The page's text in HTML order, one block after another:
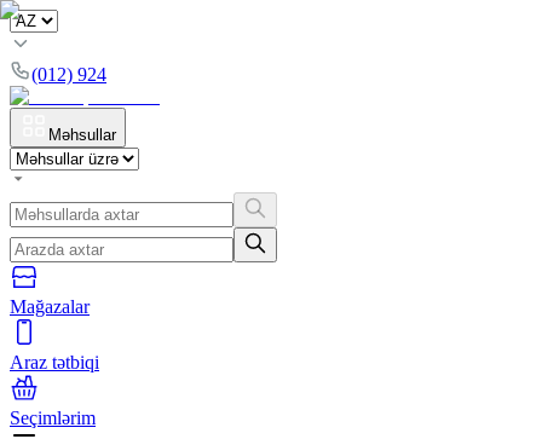
(012) 924
Məhsullar
Mağazalar
Araz tətbiqi
Seçimlərim